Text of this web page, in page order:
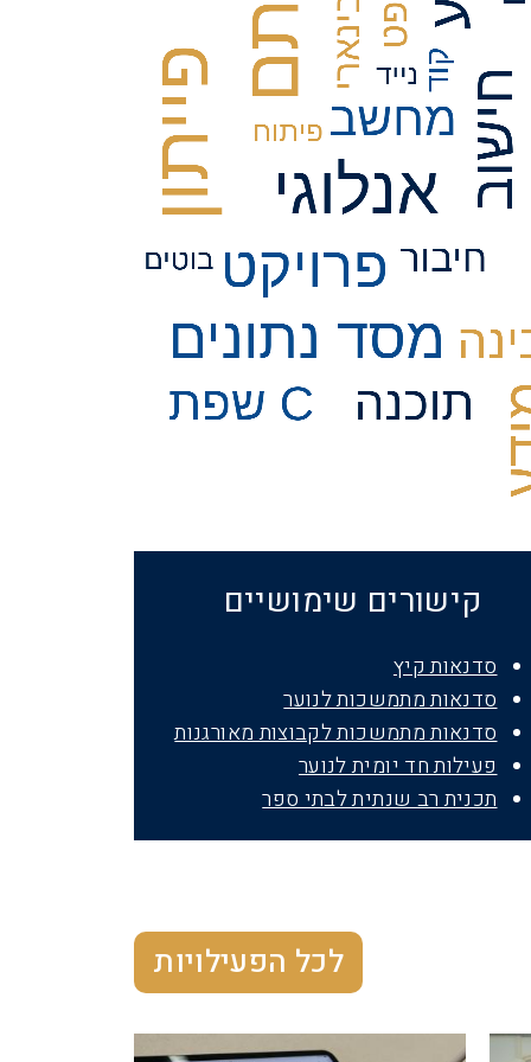
קישורים שימושיים
סדנאות קיץ
סדנאות מתמשכות לנוער
סדנאות מתמשכות לקבוצות מאורגנות
פעילות חד יומית לנוער
תכנית רב שנתית לבתי ספר
לכל הפעילויות